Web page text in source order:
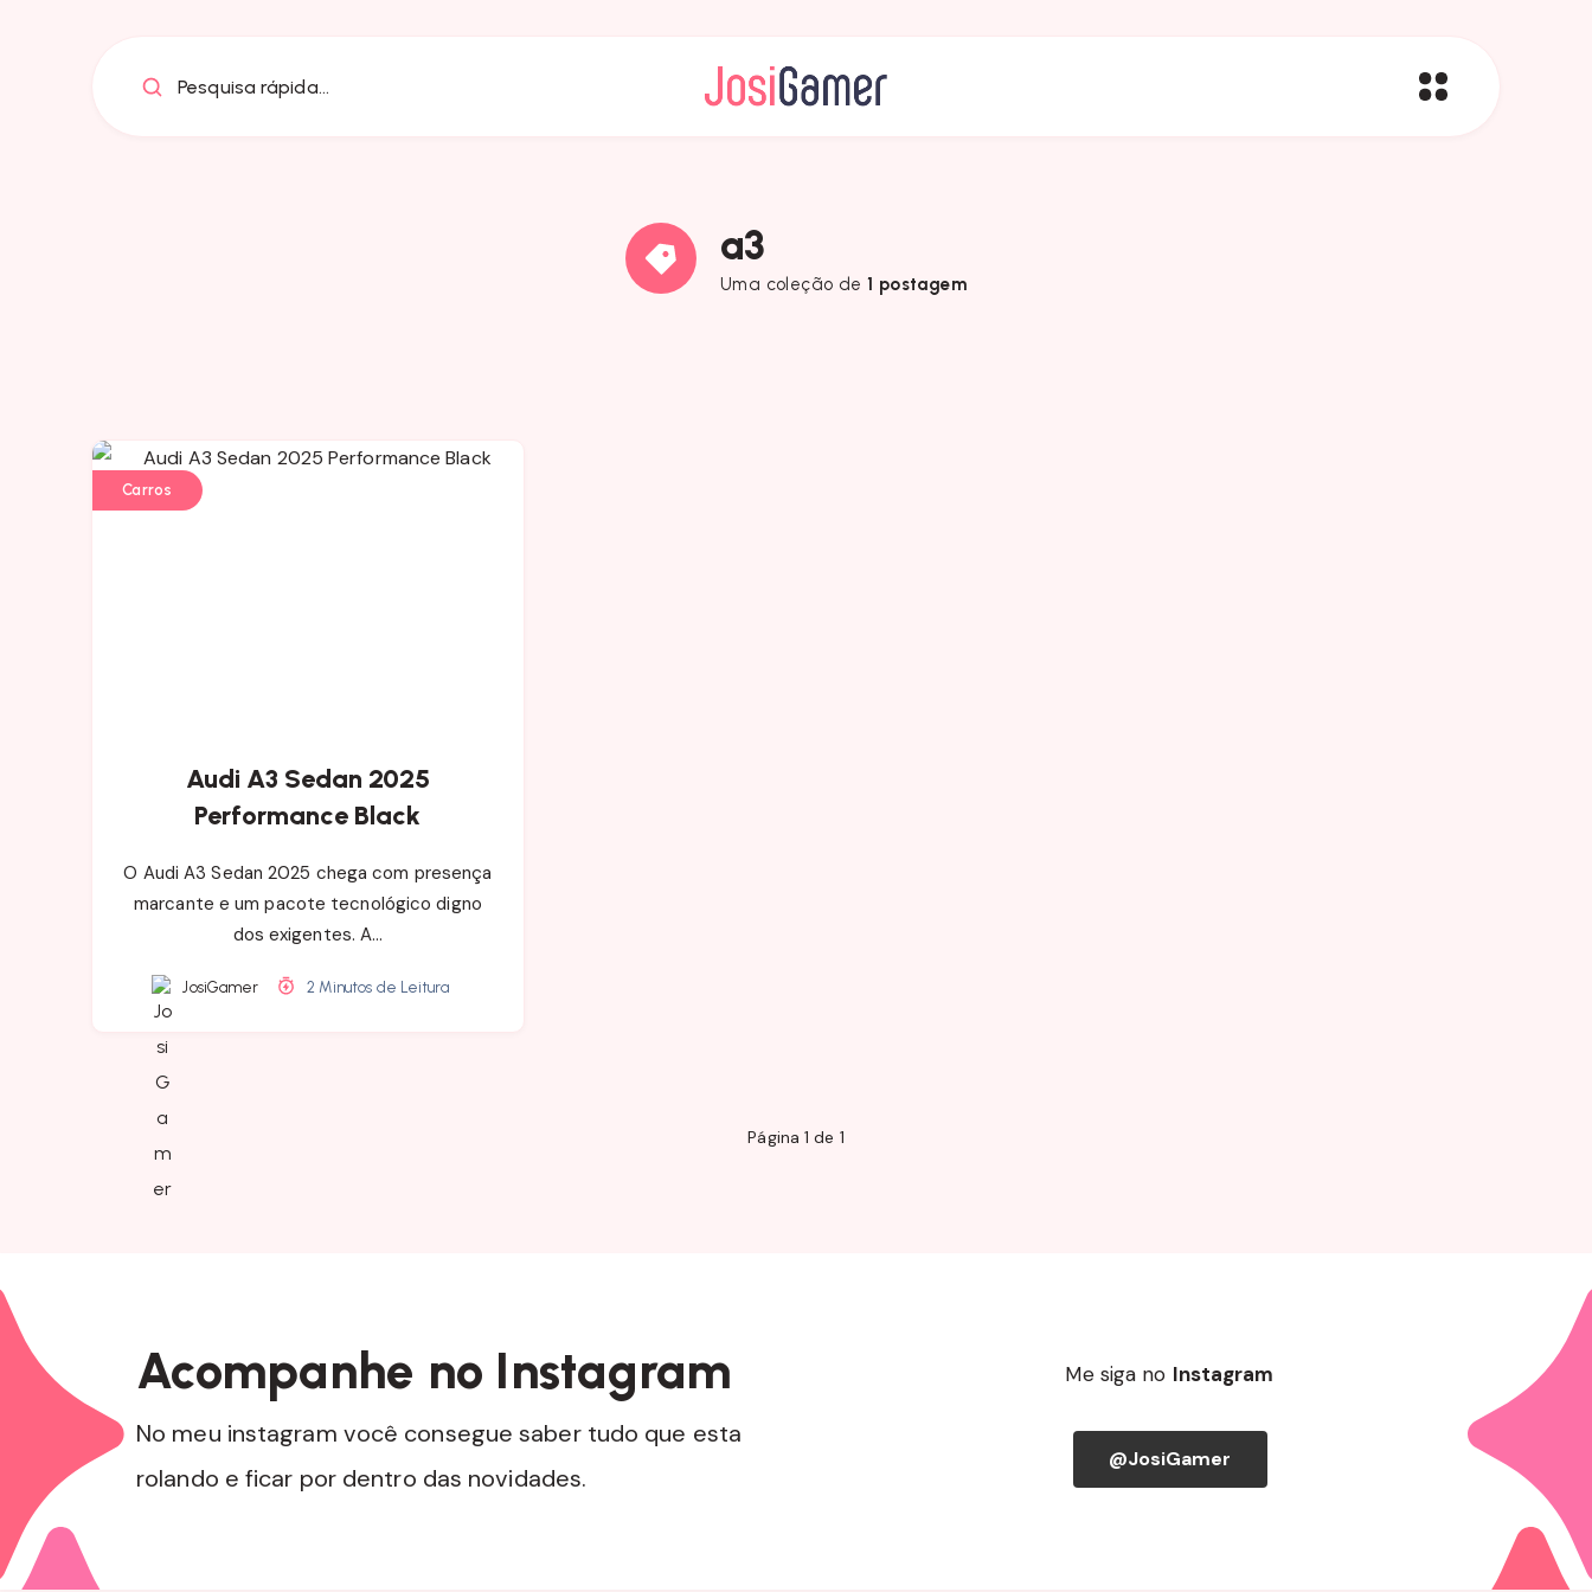
Pesquisa rápida...
a3
Uma coleção de 1 postagem
Carros
Audi A3 Sedan 2025
Performance Black
O Audi A3 Sedan 2025 chega com presença
marcante e um pacote tecnológico digno
dos exigentes. A…
JosiGamer 2 Minutos de Leitura
Página 1 de 1
Acompanhe no Instagram
No meu instagram você consegue saber tudo que esta
rolando e ficar por dentro das novidades.
Me siga no Instagram
@JosiGamer